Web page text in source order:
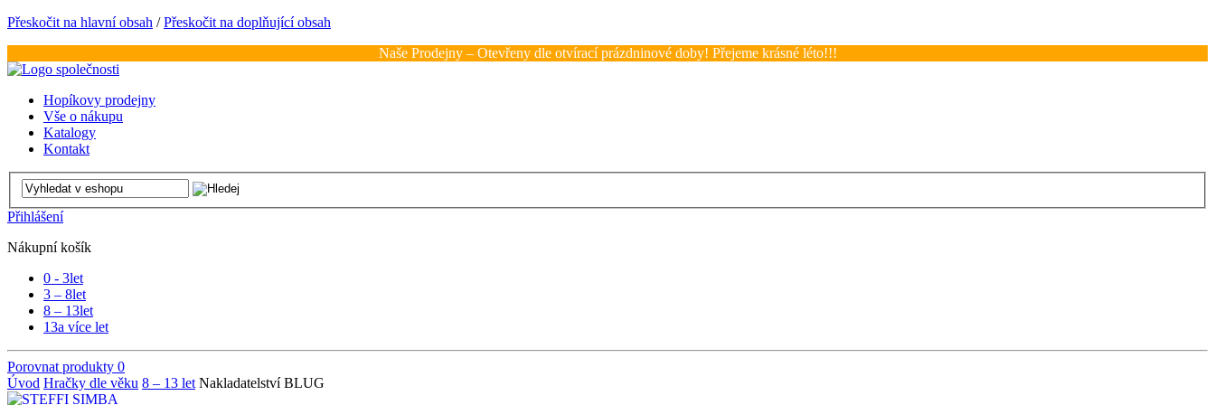
Přeskočit na hlavní obsah /Přeskočit na doplňující obsah
Naše Prodejny – Otevřeny dle otvírací prázdninové doby! Přejeme krásné léto!!!
Hopíkovy prodejny
Vše o nákupu
Katalogy
Kontakt
Přihlášení
Nákupní košík
0 - 3let
3 – 8let
8 – 13let
13a více let
Porovnat produkty 0
Úvod Hračky dle věku 8 – 13 let Nakladatelství BLUG